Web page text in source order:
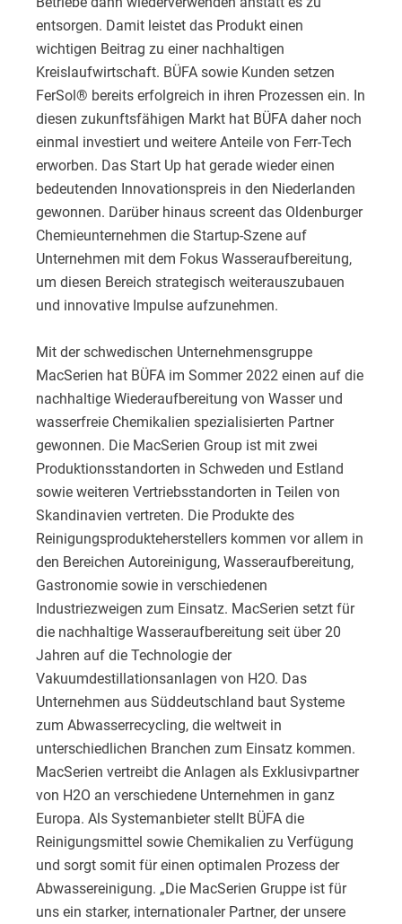
entsorgen. Damit leistet das Produkt einen
wichtigen Beitrag zu einer nachhaltigen
Kreislaufwirtschaft. BÜFA sowie Kunden setzen
FerSol® bereits erfolgreich in ihren Prozessen ein. In
diesen zukunftsfähigen Markt hat BÜFA daher noch
einmal investiert und weitere Anteile von Ferr-Tech
erworben. Das Start Up hat gerade wieder einen
bedeutenden Innovationspreis in den Niederlanden
gewonnen. Darüber hinaus screent das Oldenburger
Chemieunternehmen die Startup-Szene auf
Unternehmen mit dem Fokus Wasseraufbereitung,
um diesen Bereich strategisch weiterauszubauen
und innovative Impulse aufzunehmen.
Mit der schwedischen Unternehmensgruppe
MacSerien hat BÜFA im Sommer 2022 einen auf die
nachhaltige Wiederaufbereitung von Wasser und
wasserfreie Chemikalien spezialisierten Partner
gewonnen. Die MacSerien Group ist mit zwei
Produktionsstandorten in Schweden und Estland
sowie weiteren Vertriebsstandorten in Teilen von
Skandinavien vertreten. Die Produkte des
Reinigungsprodukteherstellers kommen vor allem in
den Bereichen Autoreinigung, Wasseraufbereitung,
Gastronomie sowie in verschiedenen
Industriezweigen zum Einsatz. MacSerien setzt für
die nachhaltige Wasseraufbereitung seit über 20
Jahren auf die Technologie der
Vakuumdestillationsanlagen von H2O. Das
Unternehmen aus Süddeutschland baut Systeme
zum Abwasserrecycling, die weltweit in
unterschiedlichen Branchen zum Einsatz kommen.
MacSerien vertreibt die Anlagen als Exklusivpartner
von H2O an verschiedene Unternehmen in ganz
Europa. Als Systemanbieter stellt BÜFA die
Reinigungsmittel sowie Chemikalien zu Verfügung
und sorgt somit für einen optimalen Prozess der
Abwassereinigung. „Die MacSerien Gruppe ist für
uns ein starker, internationaler Partner, der unsere